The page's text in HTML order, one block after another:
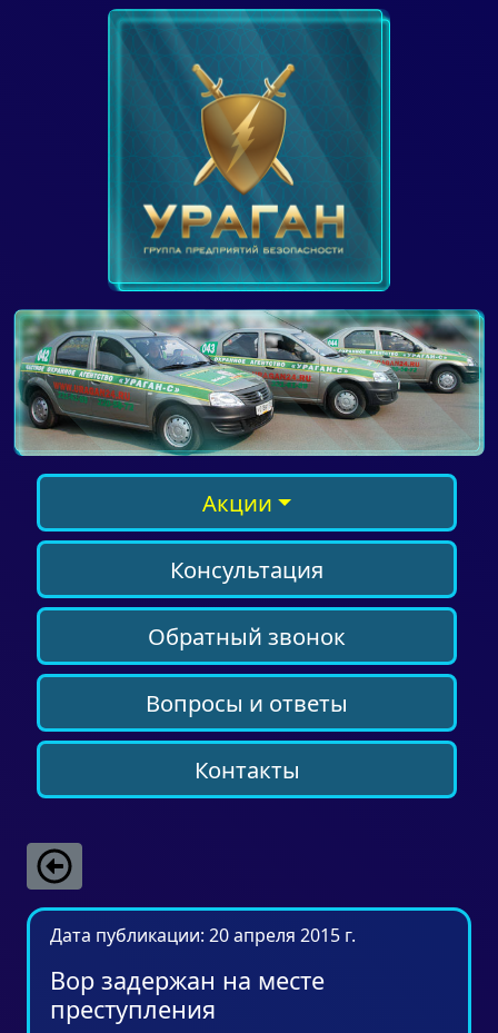
Акции
Консультация
Обратный звонок
Вопросы и ответы
Контакты
Дата публикации: 20 апреля 2015 г.
Вор задержан на месте
преступления